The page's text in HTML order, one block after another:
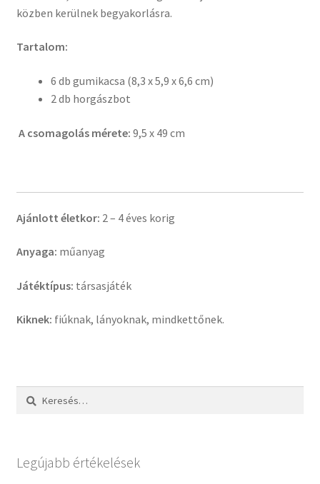
közben kerülnek begyakorlásra.
Tartalom:
6 db gumikacsa (8,3 x 5,9 x 6,6 cm)
2 db horgászbot
A csomagolás mérete: 9,5 x 49 cm
Ajánlott életkor: 2 – 4 éves korig
Anyaga: műanyag
Játéktípus: társasjáték
Kiknek: fiúknak, lányoknak, mindkettőnek.
Keresés:
Legújabb értékelések